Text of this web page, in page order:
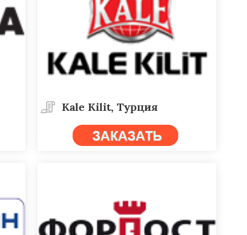
Kale Kilit, Турция